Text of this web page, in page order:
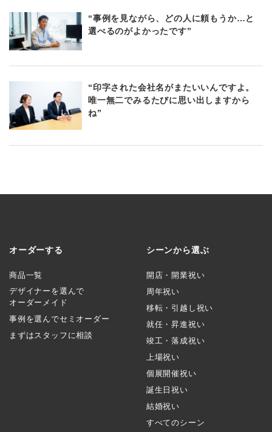
“事例を見ながら、どの人に頼もうか…と
選べるのがよかったです”
“印字された会社名がまたいいんですよ。
唯一無二でみるたびに思い出しますから
ね”
オーダーする
商品一覧
デザイナーを選んで
オーダーメイド
事例を選んでセミオーダー
まずはスタッフに相談
シーンから選ぶ
開店・開業祝い
周年祝い
移転・引越し祝い
就任・昇進祝い
竣工・落成祝い
上場祝い
個展開催祝い
誕生日祝い
結婚祝い
すべてのシーン